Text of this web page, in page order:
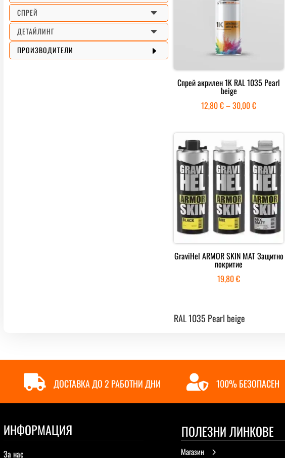
C
СПРЕЙ
C
ДЕТАЙЛИНГ
E
ПРОИЗВОДИТЕЛИ
Спрей акрилен 1K RAL 1035 Pearl
beige
12,80€–30,00€Price
12,80 €
through
30,00 €
GraviHel ARMOR SKIN MAT Защитно
покритие
19,80€
RAL 1035 Pearl beige
 ДОСТАВКА ДО 2 РАБОТНИ ДНИ  100% БЕЗОПАСЕН
ИНФОРМАЦИЯ
За нас
ПОЛЕЗНИ ЛИНКОВЕ
5
Магазин